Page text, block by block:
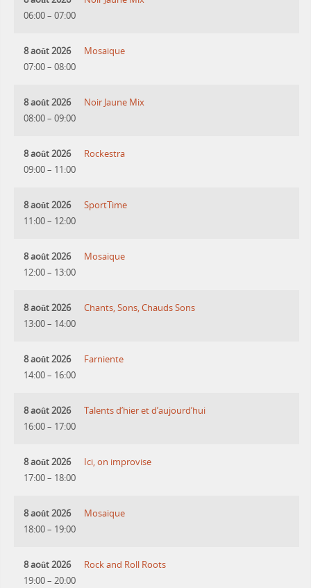
06:00– 07:00
8 août 2026
07:00– 08:00
Mosaique
8 août 2026
08:00– 09:00
Noir Jaune Mix
8 août 2026
09:00– 11:00
Rockestra
8 août 2026
11:00– 12:00
SportTime
8 août 2026
12:00– 13:00
Mosaique
8 août 2026
13:00– 14:00
Chants, Sons, Chauds Sons
8 août 2026
14:00– 16:00
Farniente
8 août 2026
16:00– 17:00
Talents d’hier et d’aujourd’hui
8 août 2026
17:00– 18:00
Ici, on improvise
8 août 2026
18:00– 19:00
Mosaique
8 août 2026
19:00– 20:00
Rock and Roll Roots